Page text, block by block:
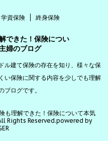
学資保険 終身保険
できた！保険につい
婦のブログ
ル建て保険の存在を知り、様々な保
い保険に関する内容を少しでも理解
ブログです。
理解できた！保険について本気
Rights Reserved.powered by